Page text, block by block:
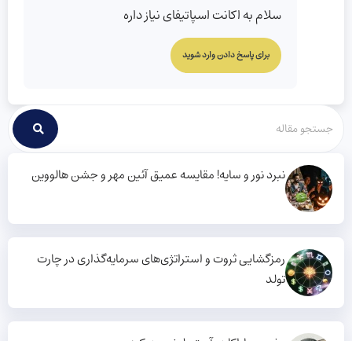
سلام به اکانت اسپاتیفای نیاز داره
برای پاسخ دادن وارد شوید
نبرد نور و سایه! مقایسه عمیق آئین مهر و جشن هالووین
رمزگشایی ثروت و استراتژی‌های سرمایه‌گذاری در چارت
تولد